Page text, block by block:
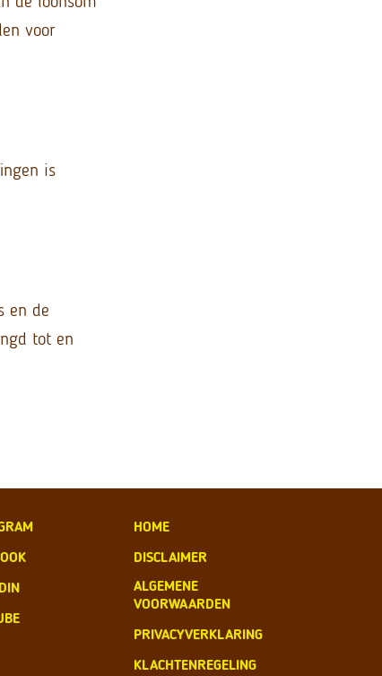
voor
is
en de
tot en
HOME
DISCLAIMER
ALGEMENE
VOORWAARDEN
PRIVACYVERKLARING
KLACHTENREGELING